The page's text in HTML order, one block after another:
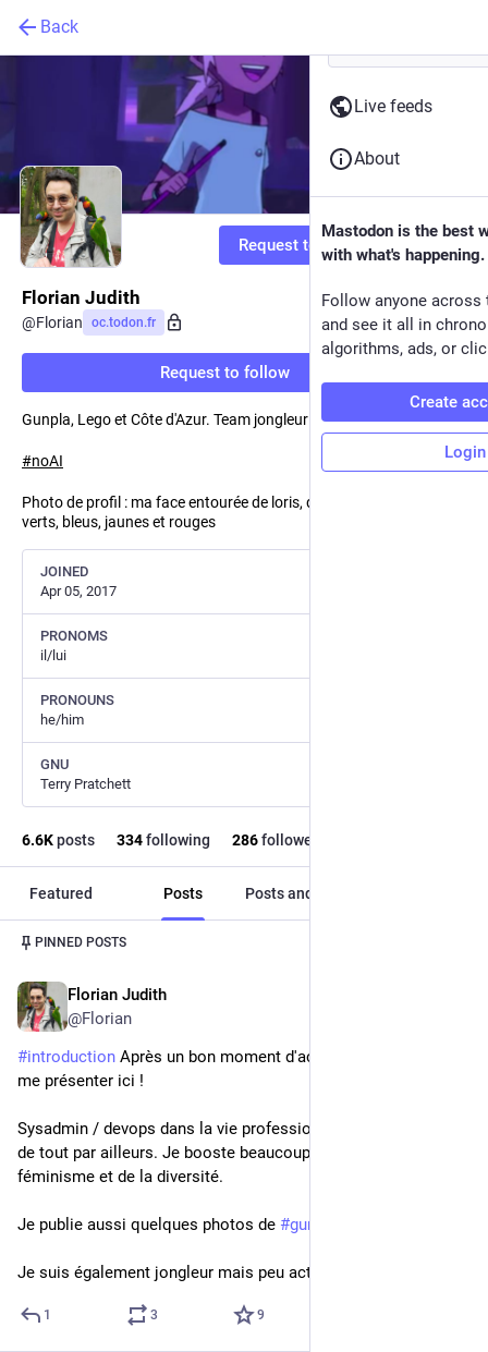
Back
Request to follow
Florian Judith
@Florian oc.todon.fr
Request to follow
Gunpla, Lego et Côte d'Azur. Team jongleur végétarien.
#noAI
Photo de profil : ma face entourée de loris, des petits perroquets
verts, bleus, jaunes et rouges
JOINED
Apr 05, 2017
PRONOMS
il/lui
PRONOUNS
he/him
GNU
Terry Pratchett
6.6Kposts 334following 286followers
Featured Posts Posts and replies
PINNED POSTS
Florian Judith
@Florian
#introduction Après un bon moment d'activité, il est temps de
me présenter ici !
Sysadmin / devops dans la vie professionnelle, je suis curieux
de tout par ailleurs. Je booste beaucoup sur les sujets du
féminisme et de la diversité.
Je publie aussi quelques photos de #gunpla
Je suis également jongleur mais peu actif dernièrement.
1 3 9
Live feeds
About
Mastodon is the best
with what's happening.
Follow anyone across
and see it all in
algorithms, ads, or
Create
Login